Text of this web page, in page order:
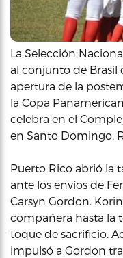
La Selección
al conjunto de Brasil
apertura de la
la Copa
celebra en el
en Santo Domingo,
Puerto Rico abrió la
ante los envíos de
Carsyn Gordon.
compañera hasta la
toque de sacrificio.
impulsó a Gordon